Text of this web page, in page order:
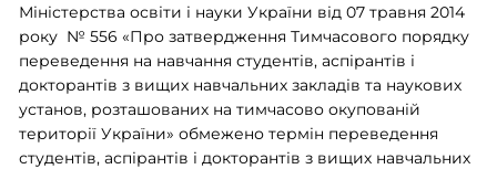
Міністерства освіти і науки України від 07 травня 2014
року № 556 «Про затвердження Тимчасового порядку
переведення на навчання студентів, аспірантів і
докторантів з вищих навчальних закладів та наукових
установ, розташованих на тимчасово окупованій
території України» обмежено термін переведення
студентів, аспірантів і докторантів з вищих навчальних